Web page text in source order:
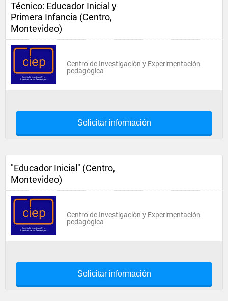
Técnico: Educador Inicial y
Primera Infancia (Centro,
Montevideo)
Centro de Investigación y Experimentación
pedagógica
Solicitar información
"Educador Inicial" (Centro,
Montevideo)
Centro de Investigación y Experimentación
pedagógica
Solicitar información